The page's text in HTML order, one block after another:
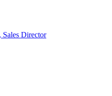
Sales Director